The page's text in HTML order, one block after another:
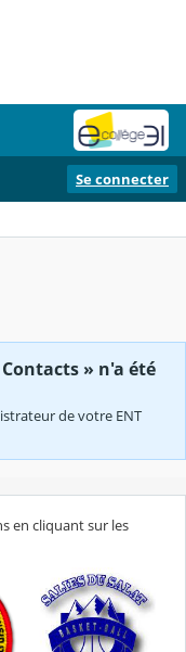
Se connecter
» n'a été
de votre ENT
en cliquant sur les